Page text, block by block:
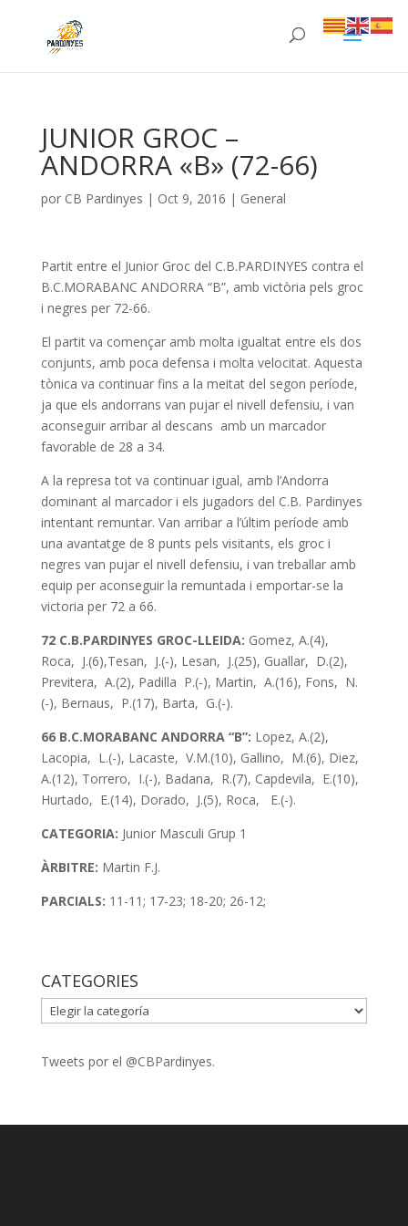
JUNIOR GROC –
ANDORRA «B» (72-66)
por CB Pardinyes | Oct 9, 2016 | General
Partit entre el Junior Groc del C.B.PARDINYES contra el
B.C.MORABANC ANDORRA “B”, amb victòria pels groc
i negres per 72-66.
El partit va començar amb molta igualtat entre els dos
conjunts, amb poca defensa i molta velocitat. Aquesta
tònica va continuar fins a la meitat del segon període,
ja que els andorrans van pujar el nivell defensiu, i van
aconseguir arribar al descans amb un marcador
favorable de 28 a 34.
A la represa tot va continuar igual, amb l’Andorra
dominant al marcador i els jugadors del C.B. Pardinyes
intentant remuntar. Van arribar a l’últim període amb
una avantatge de 8 punts pels visitants, els groc i
negres van pujar el nivell defensiu, i van treballar amb
equip per aconseguir la remuntada i emportar-se la
victoria per 72 a 66.
72 C.B.PARDINYES GROC-LLEIDA: Gomez, A.(4),
Roca, J.(6),Tesan, J.(-), Lesan, J.(25), Guallar, D.(2),
Previtera, A.(2), Padilla P.(-), Martin, A.(16), Fons, N.
(-), Bernaus, P.(17), Barta, G.(-).
66 B.C.MORABANC ANDORRA “B”: Lopez, A.(2),
Lacopia, L.(-), Lacaste, V.M.(10), Gallino, M.(6), Diez,
A.(12), Torrero, I.(-), Badana, R.(7), Capdevila, E.(10),
Hurtado, E.(14), Dorado, J.(5), Roca, E.(-).
CATEGORIA: Junior Masculi Grup 1
ÀRBITRE: Martin F.J.
PARCIALS: 11-11; 17-23; 18-20; 26-12;
CATEGORIES
CATEGORIES
Tweets por el @CBPardinyes.